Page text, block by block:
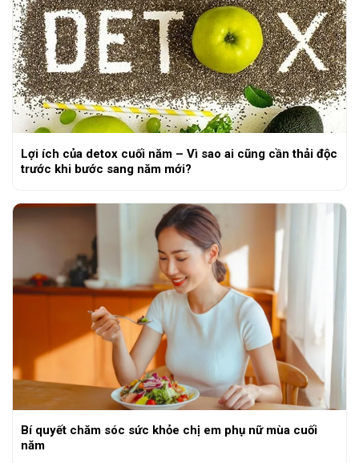
Lợi ích của detox cuối năm – Vì sao ai cũng cần thải độc
trước khi bước sang năm mới?
Bí quyết chăm sóc sức khỏe chị em phụ nữ mùa cuối
năm